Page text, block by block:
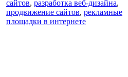
сайтов, разработка веб-дизайна,
продвижение сайтов, рекламные
площадки в интернете